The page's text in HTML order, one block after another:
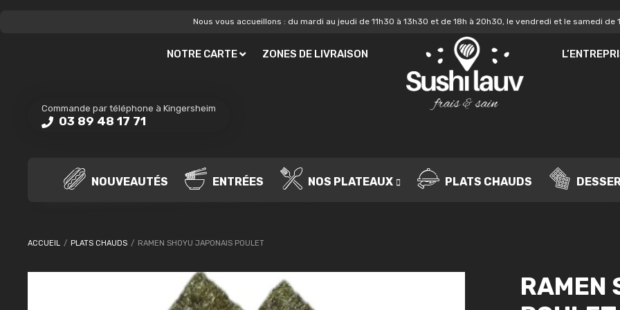
Nous vous accueillons : du mardi au jeudi de 11h30 à 13h30 et de 18h à 20h30, le vendredi et le samedi de
NOTRE CARTE ZONES DE LIVRAISON
Commande par téléphone à Kingersheim
03 89 48 17 71
MOT DE PASSE
SE SOUVENIR DE MOI
NOUVEAUTÉS ENTRÉES NOS PLATEAUX PLATS CHAUDS
ACCUEIL / PLATS CHAUDS / RAMEN SHOYU JAPONAIS POULET
RAMEN